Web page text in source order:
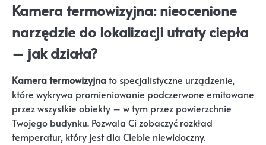
Kamera termowizyjna: nieocenione
narzędzie do lokalizacji utraty ciepła
– jak działa?
Kamera termowizyjnato specjalistyczne urządzenie,
które wykrywa promieniowanie podczerwone emitowane
przez wszystkie obiekty – w tym przez powierzchnie
Twojego budynku. Pozwala Ci zobaczyć rozkład
temperatur, który jest dla Ciebie niewidoczny.